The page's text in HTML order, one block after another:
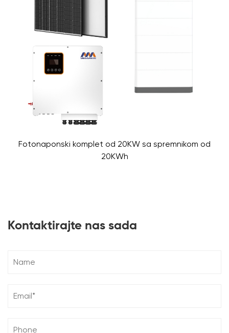
Fotonaponski komplet od 20KW sa spremnikom od
20KWh
Kontaktirajte nas sada